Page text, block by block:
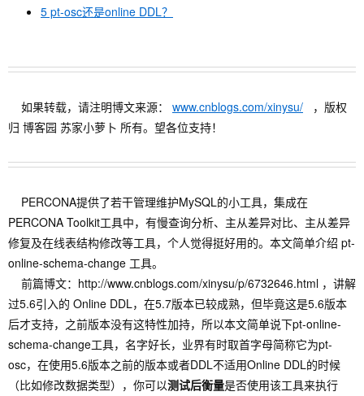
5 pt-osc还是online DDL？
如果转载，请注明博文来源： www.cnblogs.com/xinysu/ ，版权
归 博客园 苏家小萝卜 所有。望各位支持！
PERCONA提供了若干管理维护MySQL的小工具，集成在
PERCONA Toolkit工具中，有慢查询分析、主从差异对比、主从差异
修复及在线表结构修改等工具，个人觉得挺好用的。本文简单介绍 pt-
online-schema-change 工具。
前篇博文：http://www.cnblogs.com/xinysu/p/6732646.html ，讲解
过5.6引入的 Online DDL，在5.7版本已较成熟，但毕竟这是5.6版本
后才支持，之前版本没有这特性加持，所以本文简单说下pt-online-
schema-change工具，名字好长，业界有时取首字母简称它为pt-
osc，在使用5.6版本之前的版本或者DDL不适用Online DDL的时候
（比如修改数据类型），你可以测试后衡量是否使用该工具来执行